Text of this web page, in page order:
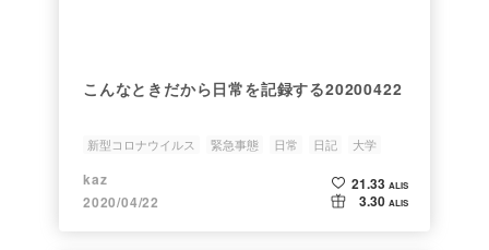
こんなときだから日常を記録する20200422
新型コロナウイルス 緊急事態 日常 日記 大学
kaz
2020/04/22
21.33 ALIS
3.30 ALIS